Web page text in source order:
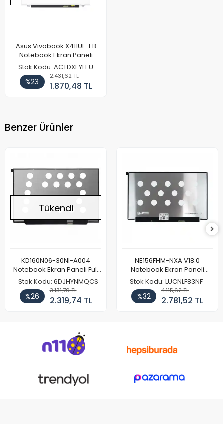
Asus Vivobook X411UF-EB
Notebook Ekran Paneli
Stok Kodu: ACTDXEYFEU
%23
2.431,62 TL
1.870,48 TL
Benzer Ürünler
Tükendi
KD160N06-30NI-A004
Notebook Ekran Paneli Full
HD
Stok Kodu: 6DJHYNMQCS
%26
3.131,70 TL
2.319,74 TL
NE156FHM-NXA V18.0
Notebook Ekran Paneli
144Hz
Stok Kodu: LUCNLF83NF
%32
4.115,62 TL
2.781,52 TL